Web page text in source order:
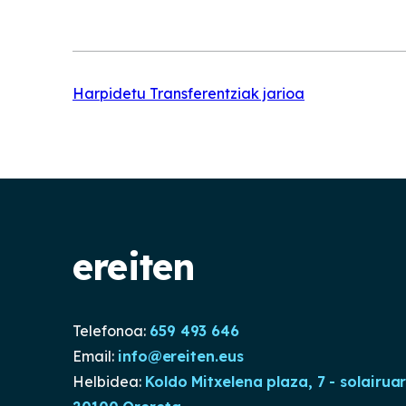
Harpidetu Transferentziak jarioa
ereiten
Telefonoa: 659 493 646
Email: info@ereiten.eus
Helbidea: Koldo Mitxelena plaza, 7 -